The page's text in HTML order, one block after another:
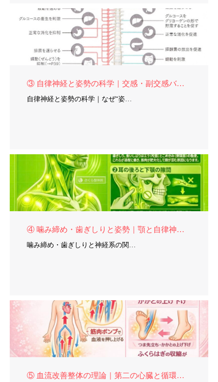
③ 自律神経と姿勢の科学｜交感・副交感バランス
自律神経と姿勢の科学｜なぜ“姿…
④ 噛み締め・歯ぎしりと姿勢｜顎と自律神経の関係
噛み締め・歯ぎしりと神経系の関…
⑤ 血流改善整体の理論｜第二の心臓と循環再建